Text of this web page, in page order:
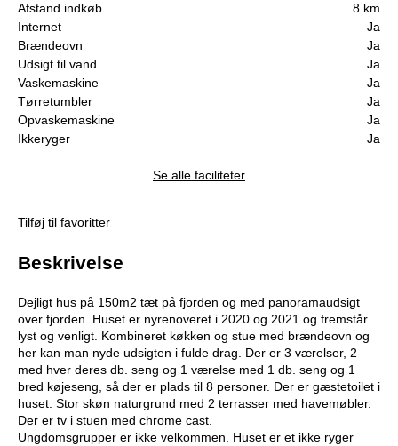
Afstand indkøb
8 km
Internet
Ja
Brændeovn
Ja
Udsigt til vand
Ja
Vaskemaskine
Ja
Tørretumbler
Ja
Opvaskemaskine
Ja
Ikkeryger
Ja
Se alle faciliteter
Tilføj til favoritter
Beskrivelse
Dejligt hus på 150m2 tæt på fjorden og med panoramaudsigt
over fjorden. Huset er nyrenoveret i 2020 og 2021 og fremstår
lyst og venligt. Kombineret køkken og stue med brændeovn og
her kan man nyde udsigten i fulde drag. Der er 3 værelser, 2
med hver deres db. seng og 1 værelse med 1 db. seng og 1
bred køjeseng, så der er plads til 8 personer. Der er gæstetoilet i
huset. Stor skøn naturgrund med 2 terrasser med havemøbler.
Der er tv i stuen med chrome cast.
Ungdomsgrupper er ikke velkommen. Huset er et ikke ryger